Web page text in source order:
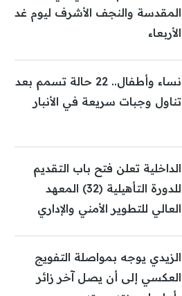
المقدسة والنجف الأشرف ليوم غد
الأربعاء
نساء وأطفال.. 22 حالة تسمم بعد
تناول وجبات سريعة في الأنبار
الداخلية تعلن فتح باب التقديم
للدورة التأهيلية (32) المعهد
العالي للتطوير الأمني والإداري
الزيدي يوجه بمواصلة التفويج
العكسي إلى أن يصل آخر زائر